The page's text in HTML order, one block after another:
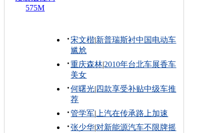
575M
宋文楷|新普瑞斯衬中国电动车
尴尬
重庆森林|2010年台北车展香车
美女
何曙光| 四款享受补贴中级车推
荐
管学军| 上汽在传承路上加速
张少华|对新能源汽车不限牌摇